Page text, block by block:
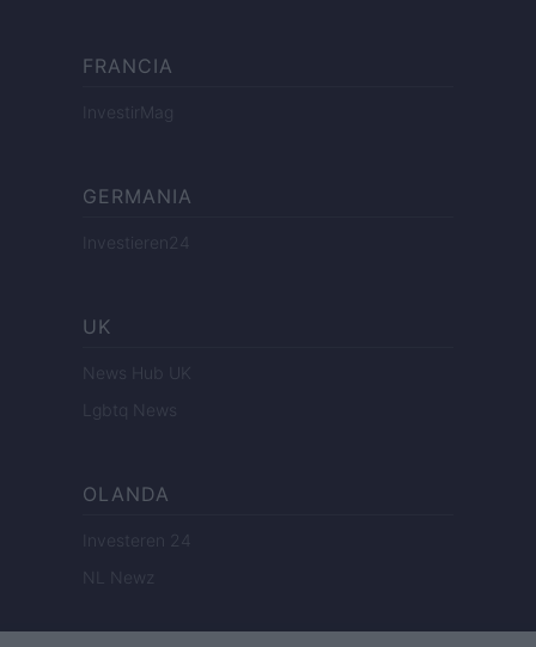
FRANCIA
InvestirMag
GERMANIA
Investieren24
UK
News Hub UK
Lgbtq News
OLANDA
Investeren 24
NL Newz